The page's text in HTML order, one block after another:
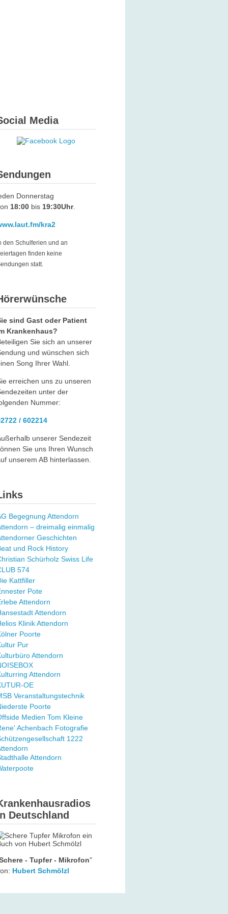
Media
Donnerstag
18:00 bis 19:30Uhr.
kra2
den Schulferien und an
finden keine
statt.
sind Gast oder Patient
Krankenhaus?
Sie sich an unserer
und wünschen sich
Song Ihrer Wahl.
erreichen uns zu unseren
unter der
Nummer:
/ 602214
unserer Sendezeit
Sie uns Ihren Wunsch
unserem AB hinterlassen.
Begegnung Attendorn
– dreimalig einmalig
Geschichten
und Rock History
Schürholz Swiss Life
574
Kattfiller
Pote
Attendorn
Attendorn
Klinik Attendorn
Poorte
Pur
Attendorn
Attendorn
OE
Veranstaltungstechnik
Poorte
Medien Tom Kleine
Achenbach Fotografie
1222
Attendorn
Deutschland
- Tupfer - Mikrofon"
Hubert Schmölzl